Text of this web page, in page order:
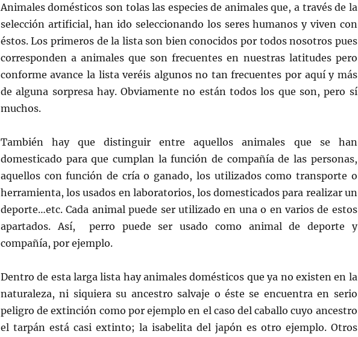
Animales domésticos son tolas las especies de animales que, a través de la
selección artificial, han ido seleccionando los seres humanos y viven con
éstos. Los primeros de la lista son bien conocidos por todos nosotros pues
corresponden a animales que son frecuentes en nuestras latitudes pero
conforme avance la lista veréis algunos no tan frecuentes por aquí y más
de alguna sorpresa hay. Obviamente no están todos los que son, pero sí
muchos.
También hay que distinguir entre aquellos animales que se han
domesticado para que cumplan la función de compañía de las personas,
aquellos con función de cría o ganado, los utilizados como transporte o
herramienta, los usados en laboratorios, los domesticados para realizar un
deporte…etc. Cada animal puede ser utilizado en una o en varios de estos
apartados. Así, perro puede ser usado como animal de deporte y
compañía, por ejemplo.
Dentro de esta larga lista hay animales domésticos que ya no existen en la
naturaleza, ni siquiera su ancestro salvaje o éste se encuentra en serio
peligro de extinción como por ejemplo en el caso del caballo cuyo ancestro
el tarpán está casi extinto; la isabelita del japón es otro ejemplo. Otros